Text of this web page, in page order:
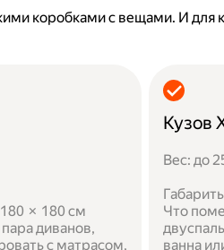
коробками с вещами. И для
× 180 см
диванов,
с матрасом,
Кузов
Вес: до
Что
ванна